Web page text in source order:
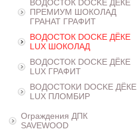
ВОДОСТОК DOCKE ДЕКЕ
ПРЕМИУМ ШОКОЛАД
ГРАНАТ ГРАФИТ
ВОДОСТОК DOCKE ДЁКЕ
LUX ШОКОЛАД
ВОДОСТОК DOCKE ДЁКЕ
LUX ГРАФИТ
ВОДОСТОКИ DOCKE ДЁКЕ
LUX ПЛОМБИР
Ограждения ДПК
SAVEWOOD